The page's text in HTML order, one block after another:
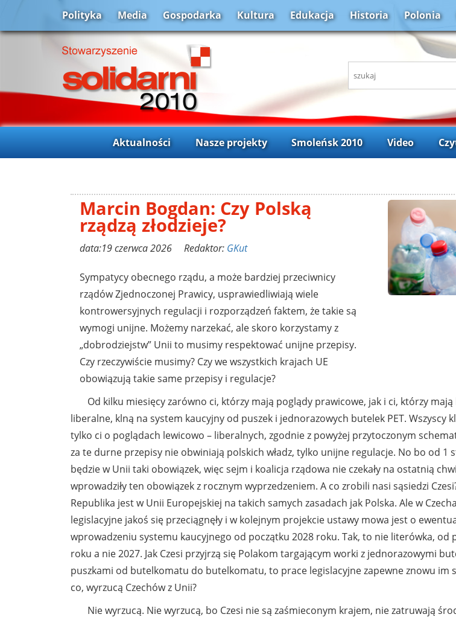
Polityka Media Gospodarka Kultura Edukacja Historia Polonia
Aktualności Nasze projekty Smoleńsk 2010 Video
Marcin Bogdan: Czy Polską
rządzą złodzieje?
data:19 czerwca 2026 Redaktor: GKut
Sympatycy obecnego rządu, a może bardziej przeciwnicy
rządów Zjednoczonej Prawicy, usprawiedliwiają wiele
kontrowersyjnych regulacji i rozporządzeń faktem, że takie są
wymogi unijne. Możemy narzekać, ale skoro korzystamy z
„dobrodziejstw” Unii to musimy respektować unijne przepisy.
Czy rzeczywiście musimy? Czy we wszystkich krajach UE
obowiązują takie same przepisy i regulacje?
Od kilku miesięcy zarówno ci, którzy mają poglądy prawicowe, jak i ci, którzy mają
liberalne, klną na system kaucyjny od puszek i jednorazowych butelek PET. Wszyscy
tylko ci o poglądach lewicowo – liberalnych, zgodnie z powyżej przytoczonym
za te durne przepisy nie obwiniają polskich władz, tylko unijne regulacje. No bo od 1
będzie w Unii taki obowiązek, więc sejm i koalicja rządowa nie czekały na ostatnią
wprowadziły ten obowiązek z rocznym wyprzedzeniem. A co zrobili nasi sąsiedzi
Republika jest w Unii Europejskiej na takich samych zasadach jak Polska. Ale w
legislacyjne jakoś się przeciągnęły i w kolejnym projekcie ustawy mowa jest o
wprowadzeniu systemu kaucyjnego od początku 2028 roku. Tak, to nie literówka, od
roku a nie 2027. Jak Czesi przyjrzą się Polakom targającym worki z jednorazowymi
puszkami od butelkomatu do butelkomatu, to prace legislacyjne zapewne znowu im
co, wyrzucą Czechów z Unii?
Nie wyrzucą. Nie wyrzucą, bo Czesi nie są zaśmieconym krajem, nie zatruwają